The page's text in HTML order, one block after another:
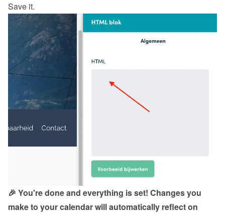
Save it.
🎉 You're done and everything is set! Changes you
make to your calendar will automatically reflect on